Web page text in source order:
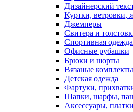
Дизайнерский
Куртки, ветровки,
Джемперы
Свитера и
Спортивная одежда
Офисные рубашки
Брюки и шорты
Вязаные комплекты
Детская одежда
Фартуки,
Шапки, шарфы,
Аксессуары, платки